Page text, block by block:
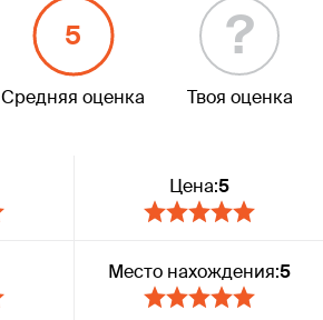
5
Средняя оценка
?
Твоя оценка
Цена:5
Место нахождения:5